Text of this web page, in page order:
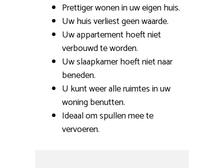
Prettiger wonen in uw eigen huis.
Uw huis verliest geen waarde.
Uw appartement hoeft niet
verbouwd te worden.
Uw slaapkamer hoeft niet naar
beneden.
U kunt weer alle ruimtes in uw
woning benutten.
Ideaal om spullen mee te
vervoeren.